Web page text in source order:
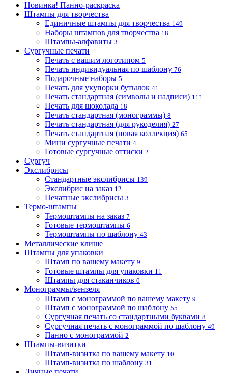
Новинка! Панно-раскраска
Штампы для творчества
Единичные штампы для творчества 149
Наборы штампов для творчества 18
Штампы-алфавиты 3
Сургучные печати
Печать с вашим логотипом 5
Печать индивидуальная по шаблону 76
Подарочные наборы 5
Печать для укупорки бутылок 41
Печать стандартная (символы и надписи) 111
Печать для шоколада 18
Печать стандартная (монограммы) 8
Печать стандартная (для рукоделия) 27
Печать стандартная (новая коллекция) 65
Мини сургучные печати 4
Готовые сургучные оттиски 2
Сургуч
Экслибрисы
Стандартные экслибрисы 139
Экслибрис на заказ 12
Печатные экслибрисы 3
Термо-штампы
Термоштампы на заказ 7
Готовые термоштампы 6
Термоштампы по шаблону 43
Металлические клише
Штампы для упаковки
Штамп по вашему макету 9
Готовые штампы для упаковки 11
Штампы для стаканчиков 0
Монограммы/вензеля
Штамп с монограммой по вашему макету 9
Штамп с монограммой по шаблону 55
Сургучная печать со стандартными буквами 8
Сургучная печать с монограммой по шаблону 49
Панно с монограммой 2
Штампы-визитки
Штамп-визитка по вашему макету 10
Штамп-визитка по шаблону 31